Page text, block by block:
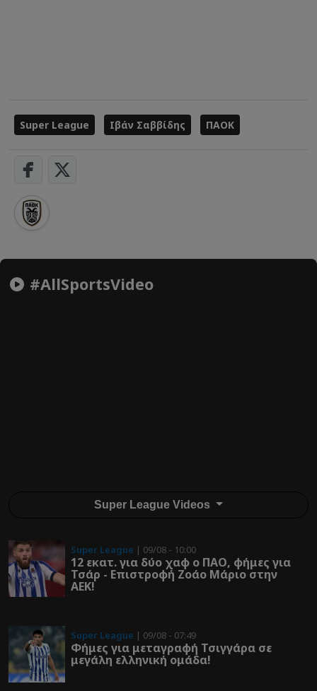
Super League Ιβάν Σαββίδης ΠΑΟΚ
#AllSportsVideo
Super League Videos
Super League | 09/08 - 10:00
12 εκατ. για δύο χαφ ο ΠΑΟ, φήμες για
Τσάρ - Επιστροφή Ζοάο Μάριο στην
ΑΕΚ!
Super League | 09/08 - 07:49
Φήμες για μεταγραφή Τσιγγάρα σε
μεγάλη ελληνική ομάδα!